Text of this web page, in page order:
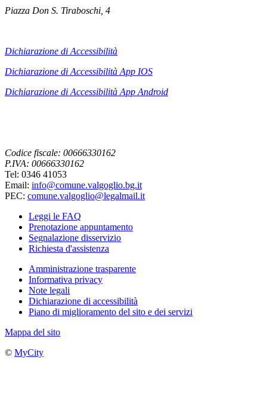
Piazza Don S. Tiraboschi, 4
Dichiarazione di Accessibilità
Dichiarazione di Accessibilità App IOS
Dichiarazione di Accessibilità AppAndroid
Codice fiscale: 00666330162
P.IVA: 00666330162
Tel: 0346 41053
Email: info@comune.valgoglio.bg.it
PEC: comune.valgoglio@legalmail.it
Leggi le FAQ
Prenotazione appuntamento
Segnalazione disservizio
Richiesta d'assistenza
Amministrazione trasparente
Informativa privacy
Note legali
Dichiarazione di accessibilità
Piano di miglioramento del sito e dei servizi
Mappa del sito
© MyCity